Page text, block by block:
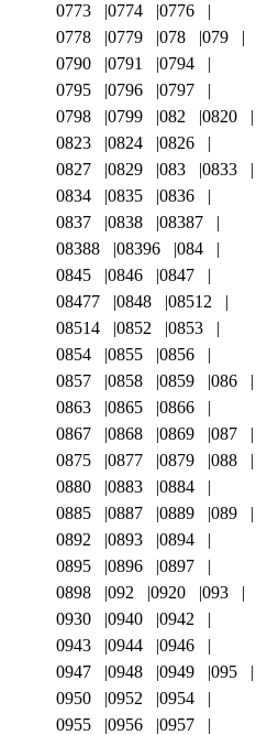
0773
0774
0776
0778
0779 078
079
0790
0791
0794
0795
0796
0797
0798
0799 082
0820
0823
0824
0826
0827
0829 083
0833
0834
0835
0836
0837
0838
08387
08388
08396
084
0845
0846
0847
08477
0848
08512
08514
0852
0853
0854
0855
0856
0857
0858 0859
086
0863
0865
0866
0867
0868 0869
087
0875
0877 0879
088
0880
0883
0884
0885
0887 0889
089
0892
0893
0894
0895
0896
0897
0898
092 0920
093
0930
0940
0942
0943
0944
0946
0947
0948 0949
095
0950
0952
0954
0955
0956
0957